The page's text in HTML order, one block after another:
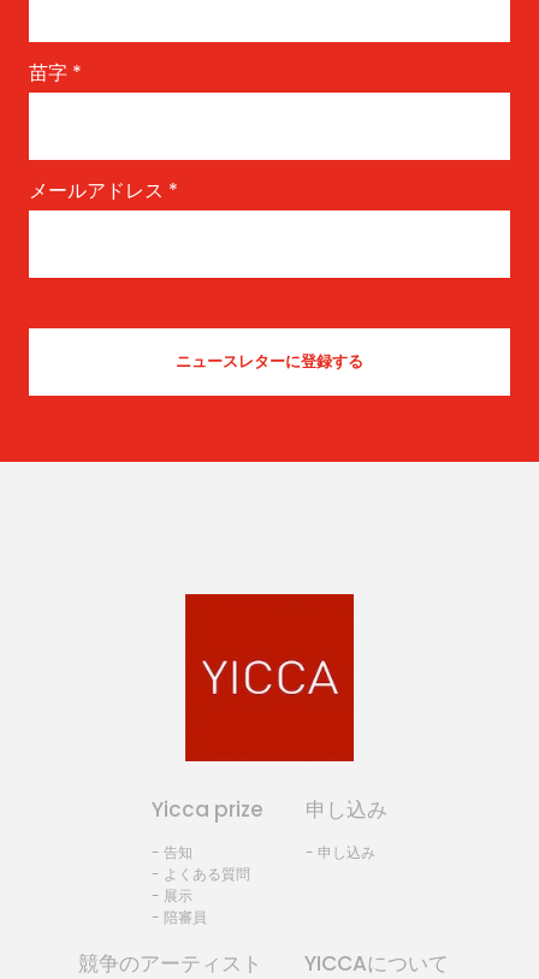
苗字 *
メールアドレス *
Yicca prize
- 告知
- よくある質問
- 展示
- 陪審員
申し込み
- 申し込み
競争のアーティスト YICCAについて